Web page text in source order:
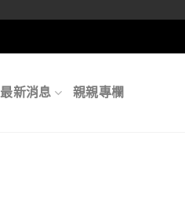
最新消息 親親專欄